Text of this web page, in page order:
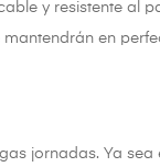
y resistente al
en
jornadas. Ya sea